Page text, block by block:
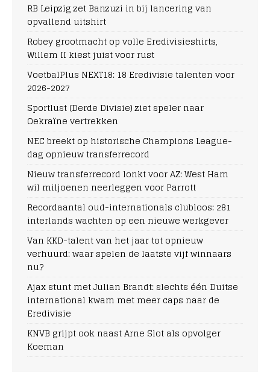
RB Leipzig zet Banzuzi in bij lancering van
opvallend uitshirt
Robey grootmacht op volle Eredivisieshirts,
Willem II kiest juist voor rust
VoetbalPlus NEXT18: 18 Eredivisie talenten voor
2026-2027
Sportlust (Derde Divisie) ziet speler naar
Oekraïne vertrekken
NEC breekt op historische Champions League-
dag opnieuw transferrecord
Nieuw transferrecord lonkt voor AZ: West Ham
wil miljoenen neerleggen voor Parrott
Recordaantal oud-internationals clubloos: 281
interlands wachten op een nieuwe werkgever
Van KKD-talent van het jaar tot opnieuw
verhuurd: waar spelen de laatste vijf winnaars
nu?
Ajax stunt met Julian Brandt: slechts één Duitse
international kwam met meer caps naar de
Eredivisie
KNVB grijpt ook naast Arne Slot als opvolger
Koeman